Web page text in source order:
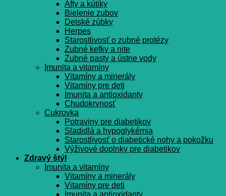
Afty a kútiky
Bielenie zubov
Detské zúbky
Herpes
Starostlivosť o zubné protézy
Zubné kefky a nite
Zubné pasty a ústne vody
Imunita a vitamíny
Vitamíny a minerály
Vitamíny pre deti
Imunita a antioxidanty
Chudokrvnosť
Cukrovka
Potraviny pre diabetikov
Sladidlá a hypoglykémia
Starostlivosť o diabetické nohy a pokožku
Výživové doplnky pre diabetikov
Zdravý štýl
Imunita a vitamíny
Vitamíny a minerály
Vitamíny pre deti
Imunita a antioxidanty